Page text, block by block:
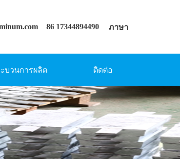
86 17344894490 ภาษา
บวนการผลิต ติดต่อ